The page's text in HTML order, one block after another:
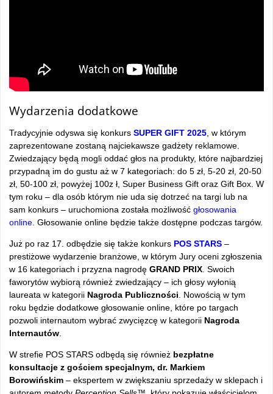
Wydarzenia dodatkowe
Tradycyjnie odyswa się konkurs SUPER GIFT 2025 , w którym
zaprezentowane zostaną najciekawsze gadżety reklamowe.
Zwiedzający będą mogli oddać głos na produkty, które najbardziej
przypadną im do gustu aż w 7 kategoriach: do 5 zł, 5-20 zł, 20-50
zł, 50-100 zł, powyżej 100z ł, Super Business Gift oraz Gift Box. W
tym roku – dla osób którym nie uda się dotrzeć na targi lub na
sam konkurs – uruchomiona została możliwość głosowania
online . Głosowanie online będzie także dostępne podczas targów.
Już po raz 17. odbędzie się także konkurs POS STARS –
prestiżowe wydarzenie branżowe, w którym Jury oceni zgłoszenia
w 16 kategoriach i przyzna nagrodę GRAND PRIX . Swoich
faworytów wybiorą również zwiedzający – ich głosy wyłonią
laureata w kategorii Nagroda Publiczności . Nowością w tym
roku będzie dodatkowe głosowanie online, które po targach
pozwoli internautom wybrać zwycięzcę w kategorii Nagroda
Internautów
W strefie POS STARS odbędą się również bezpłatne
konsultacje z gościem specjalnym, dr. Markiem
Borowińskim – ekspertem w zwiększaniu sprzedaży w sklepach i